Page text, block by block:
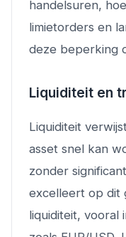
handelsuren,
limietorders en
deze beperking
Liquiditeit en
Liquiditeit
asset snel kan
zonder
excelleert op dit
liquiditeit, vooral